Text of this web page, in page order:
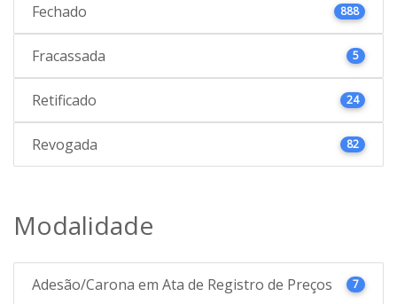
Fechado 888
Fracassada 5
Retificado 24
Revogada 82
Modalidade
Adesão/Carona em Ata de Registro de Preços 7